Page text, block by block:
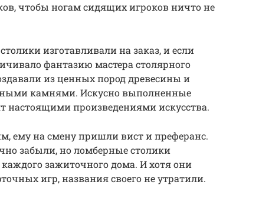
чтобы ногам сидящих игроков ничто не
изготавливали на заказ, и если
фантазию мастера столярного
из ценных пород древесины и
камнями. Искусно выполненные
настоящими произведениями искусства.
ему на смену пришли вист и преферанс.
забыли, но ломберные столики
зажиточного дома. И хотя они
игр, названия своего не утратили.